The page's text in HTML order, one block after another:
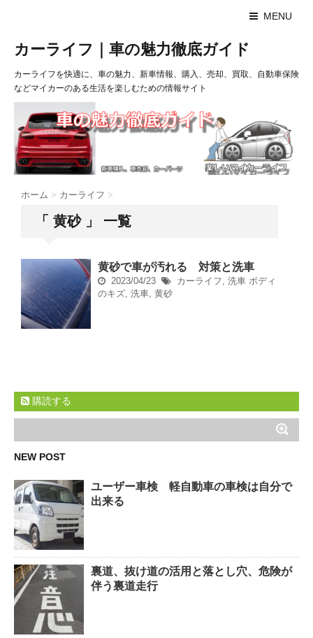
MENU
カーライフ｜車の魅力徹底ガイド
カーライフを快適に、車の魅力、新車情報、購入、売却、買取、自動車保険
などマイカーのある生活を楽しむための情報サイト
ホーム > カーライフ >
「 黄砂 」 一覧
黄砂で車が汚れる 対策と洗車
2023/04/23 カーライフ, 洗車 ボディ
のキズ, 洗車, 黄砂
購読する
NEW POST
ユーザー車検 軽自動車の車検は自分で
出来る
裏道、抜け道の活用と落とし穴、危険が
伴う裏道走行